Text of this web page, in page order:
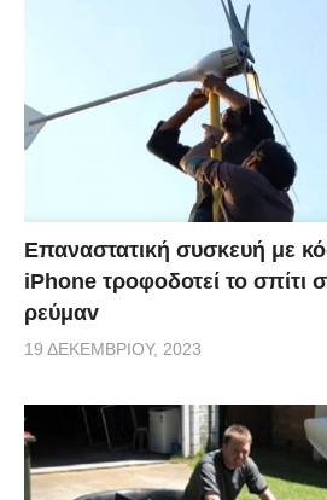
Επαναστατική συσκευή με
iPhone τροφοδοτεί το σπίτι
ρεύμαv
19 ΔΕΚΕΜΒΡΊΟΥ, 2023